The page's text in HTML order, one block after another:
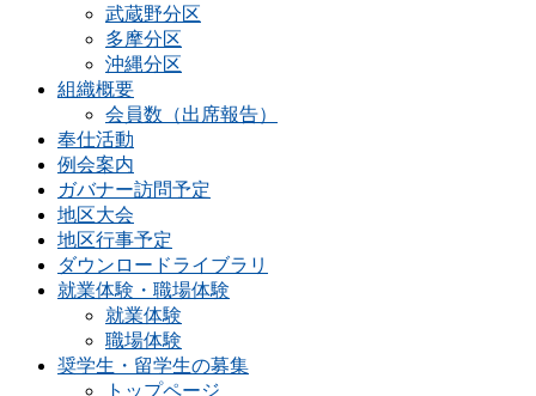
武蔵野分区
多摩分区
沖縄分区
組織概要
会員数（出席報告）
奉仕活動
例会案内
ガバナー訪問予定
地区大会
地区行事予定
ダウンロードライブラリ
就業体験・職場体験
就業体験
職場体験
奨学生・留学生の募集
トップページ